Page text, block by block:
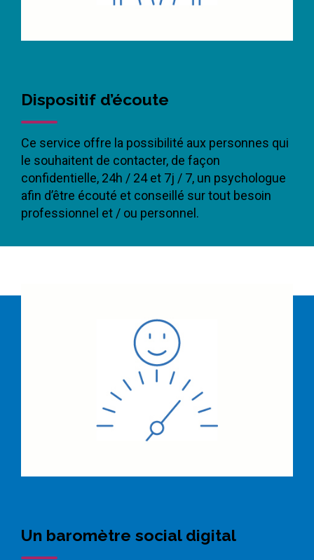
Dispositif d’écoute
Ce service offre la possibilité aux personnes qui
le souhaitent de contacter, de façon
confidentielle, 24h / 24 et 7j / 7, un psychologue
afin d’être écouté et conseillé sur tout besoin
professionnel et / ou personnel.
Un baromètre social digital